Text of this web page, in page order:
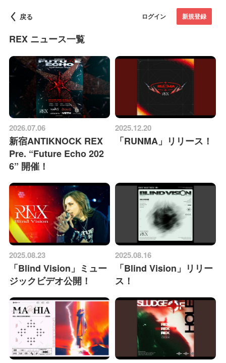
戻る ログイン 新規登録
REX ニュース一覧
2026.07.06
新宿ANTIKNOCK REX
Pre. “Future Echo 202
6” 開催！
2025.12.20
「RUNMA」リリース！
2025.08.23
「Blind Vision」ミュー
ジックビデオ公開！
2025.08.16
「Blind Vision」リリー
ス！